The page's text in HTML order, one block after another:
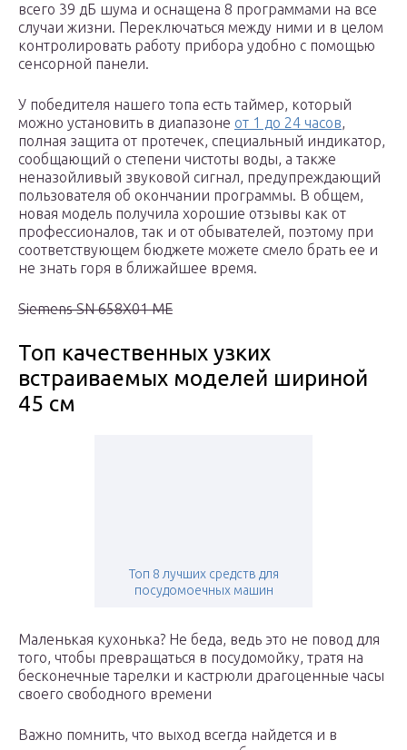
всего 39 дБ шума и оснащена 8 программами на все
случаи жизни. Переключаться между ними и в целом
контролировать работу прибора удобно с помощью
сенсорной панели.
У победителя нашего топа есть таймер, который
можно установить в диапазоне от 1 до 24 часов,
полная защита от протечек, специальный индикатор,
сообщающий о степени чистоты воды, а также
неназойливый звуковой сигнал, предупреждающий
пользователя об окончании программы. В общем,
новая модель получила хорошие отзывы как от
профессионалов, так и от обывателей, поэтому при
соответствующем бюджете можете смело брать ее и
не знать горя в ближайшее время.
Siemens SN 658X01 ME
Топ качественных узких
встраиваемых моделей шириной
45 см
Топ 8 лучших средств для
посудомоечных машин
Маленькая кухонька? Не беда, ведь это не повод для
того, чтобы превращаться в посудомойку, тратя на
бесконечные тарелки и кастрюли драгоценные часы
своего свободного времени
Важно помнить, что выход всегда найдется и в